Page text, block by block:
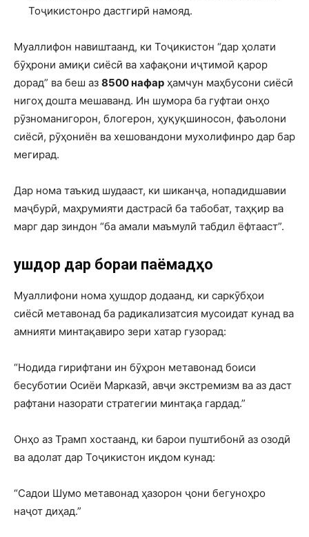
Тоҷикистонро дастгирӣ намояд.
Муаллифон навиштаанд, ки Тоҷикистон “дар ҳолати
бӯҳрони амиқи сиёсӣ ва хафақони иҷтимоӣ қарор
дорад” ва беш аз 8500 нафар ҳамчун маҳбусони сиёсӣ
нигоҳ дошта мешаванд. Ин шумора ба гуфтаи онҳо
рӯзноманигорон, блогерон, ҳуқуқшиносон, фаъолони
сиёсӣ, рӯҳониён ва хешовандони мухолифинро дар бар
мегирад.
Дар нома таъкид шудааст, ки шиканҷа, нопадидшавии
маҷбурӣ, маҳрумияти дастрасӣ ба табобат, таҳқир ва
марг дар зиндон “ба амали маъмулӣ табдил ёфтааст”.
Ҳушдор дар бораи паёмадҳо
Муаллифони нома ҳушдор додаанд, ки саркӯбҳои
сиёсӣ метавонад ба радикализатсия мусоидат кунад ва
амнияти минтақавиро зери хатар гузорад:
“Нодида гирифтани ин бӯҳрон метавонад боиси
бесуботии Осиёи Марказӣ, авҷи экстремизм ва аз даст
рафтани назорати стратегии минтақа гардад.”
Онҳо аз Трамп хостаанд, ки барои пуштибонӣ аз озодӣ
ва адолат дар Тоҷикистон иқдом кунад:
“Садои Шумо метавонад ҳазорон ҷони бегуноҳро
наҷот диҳад.”